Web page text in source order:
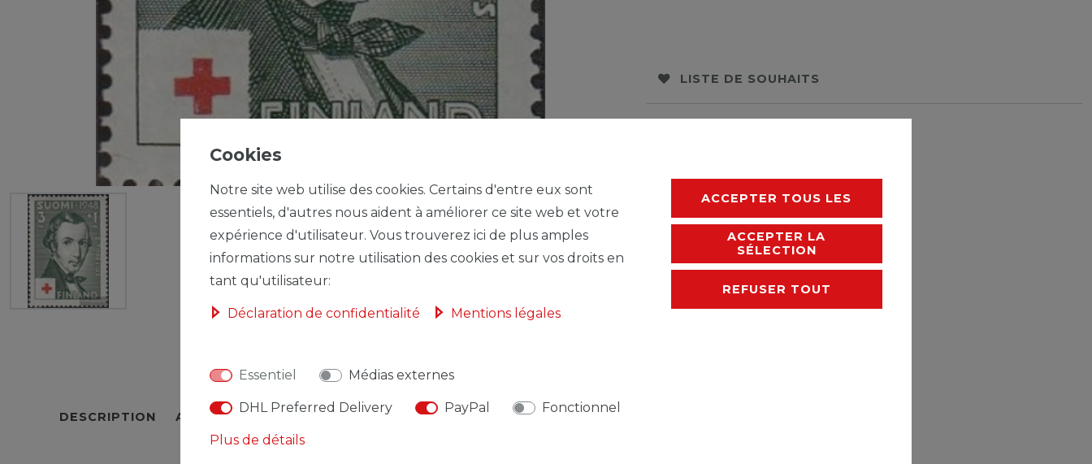
LISTE DE SOUHAITS
DESCRIPTION AUTRES DÉTAILS RESPONSABLE DE L'UE FABRICANT
Cookies
Notre site web utilise des cookies. Certains d'entre eux sont
essentiels, d'autres nous aident à améliorer ce site web et votre
expérience d'utilisateur. Vous trouverez ici de plus amples
informations sur notre utilisation des cookies et sur vos droits en
tant qu'utilisateur:
Déclaration de confidentialité Mentions légales
Essentiel Médias externes
DHL Preferred Delivery PayPal Fonctionnel
Plus de détails
ACCEPTER TOUS LES
ACCEPTER LA
SÉLECTION
REFUSER TOUT